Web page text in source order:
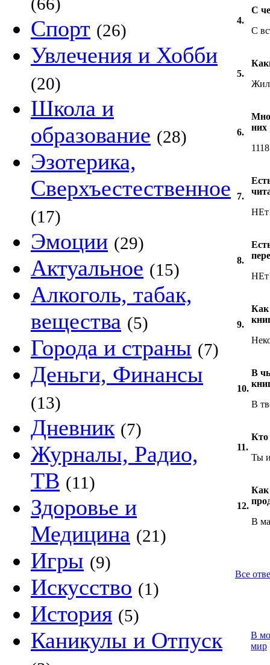
Спорт (26)
Увлечения и Хобби
(20)
Школа и
образование (28)
Эзотерика,
Сверхъестественное
(17)
Эмоции (29)
Актуальное (15)
Алкоголь, табак,
вещества (5)
Города и страны (7)
Деньги, Финансы
(13)
Дневник (7)
Журналы, Радио,
ТВ (11)
Здоровье и
Медицина (21)
Игры (9)
Искусство (1)
История (5)
Каникулы и Отпуск
4.
С
С
5.
6.
них
7.
8.
9.
Как
10.
В
В
11.
Кто
Ты
12.
Как
В
Все
В
мир